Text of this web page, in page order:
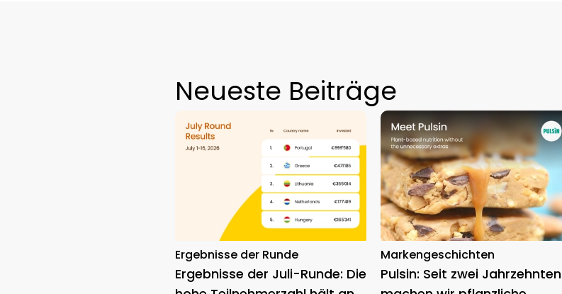
Neueste Beiträge
Ergebnisse der Runde
Ergebnisse der Juli-Runde: Die
Markengeschichten
Pulsin: Seit zwei Jahrzehnten